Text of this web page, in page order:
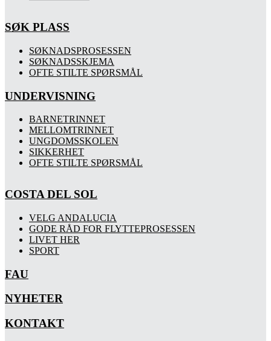
SØK PLASS
SØKNADSPROSESSEN
SØKNADSSKJEMA
OFTE STILTE SPØRSMÅL
UNDERVISNING
BARNETRINNET
MELLOMTRINNET
UNGDOMSSKOLEN
SIKKERHET
OFTE STILTE SPØRSMÅL
COSTA DEL SOL
VELG ANDALUCIA
GODE RÅD FOR FLYTTEPROSESSEN
LIVET HER
SPORT
FAU
NYHETER
KONTAKT